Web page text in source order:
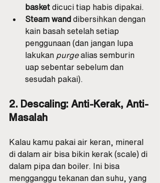
basket dicuci tiap habis dipakai.
Steam wand dibersihkan dengan
kain basah setelah setiap
penggunaan (dan jangan lupa
lakukan purge alias semburin
uap sebentar sebelum dan
sesudah pakai).
2. Descaling: Anti-Kerak, Anti-
Masalah
Kalau kamu pakai air keran, mineral
di dalam air bisa bikin kerak (scale) di
dalam pipa dan boiler. Ini bisa
mengganggu tekanan dan suhu, yang